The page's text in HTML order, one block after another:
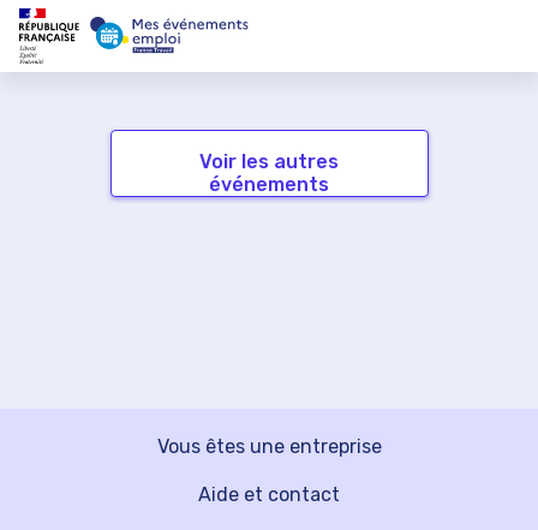
Voir les autres
événements
Vous êtes une entreprise
Aide et contact